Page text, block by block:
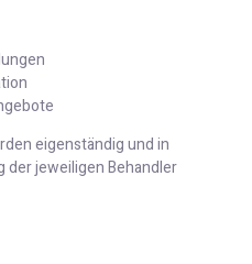
eigenständig und in
jeweiligen Behandler